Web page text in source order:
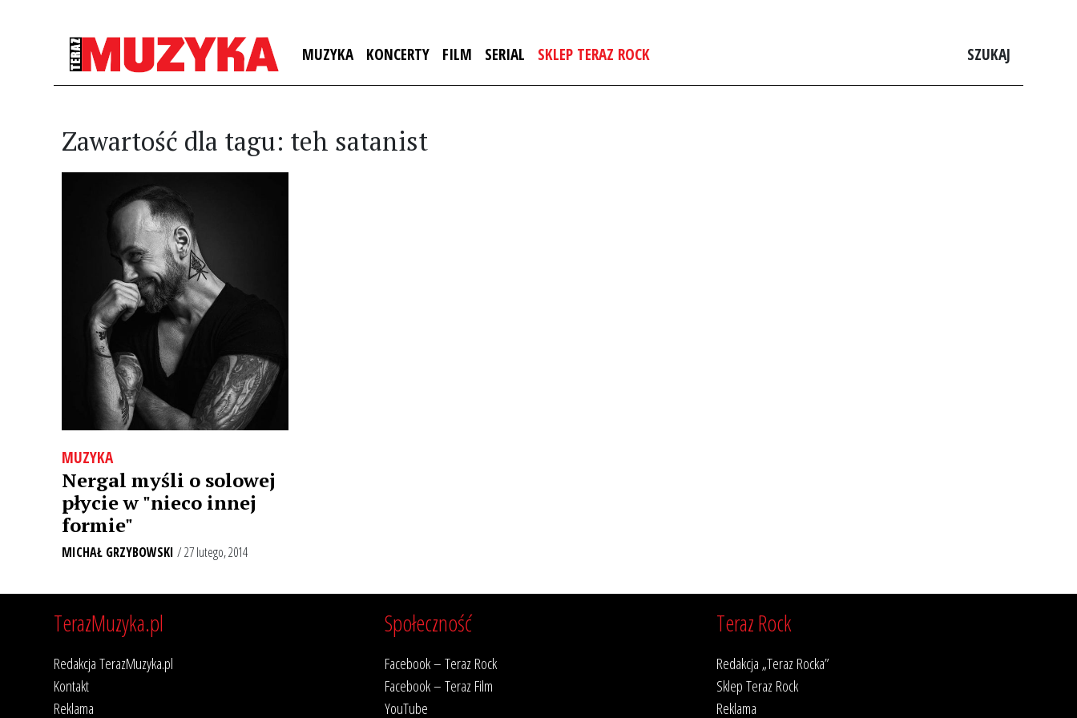
MUZYKA KONCERTY FILM SERIAL SKLEP TERAZ ROCK SZUKAJ
Zawartość dla tagu: teh satanist
MUZYKA
Nergal myśli o solowej
płycie w "nieco innej
formie"
MICHAŁ GRZYBOWSKI / 27 lutego, 2014
TerazMuzyka.pl
Redakcja TerazMuzyka.pl
Kontakt
Reklama
Społeczność
Facebook – Teraz Rock
Facebook – Teraz Film
YouTube
Teraz Rock
Redakcja „Teraz Rocka”
Sklep Teraz Rock
Reklama